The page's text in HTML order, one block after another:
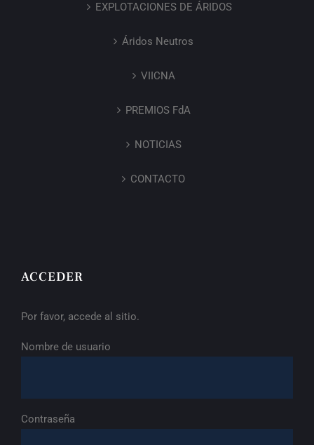
EXPLOTACIONES DE ÁRIDOS
Áridos Neutros
VIICNA
PREMIOS FdA
NOTICIAS
CONTACTO
ACCEDER
Por favor, accede al sitio.
Nombre de usuario
Contraseña